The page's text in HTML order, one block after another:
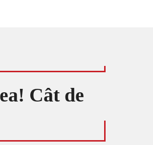
Cât de